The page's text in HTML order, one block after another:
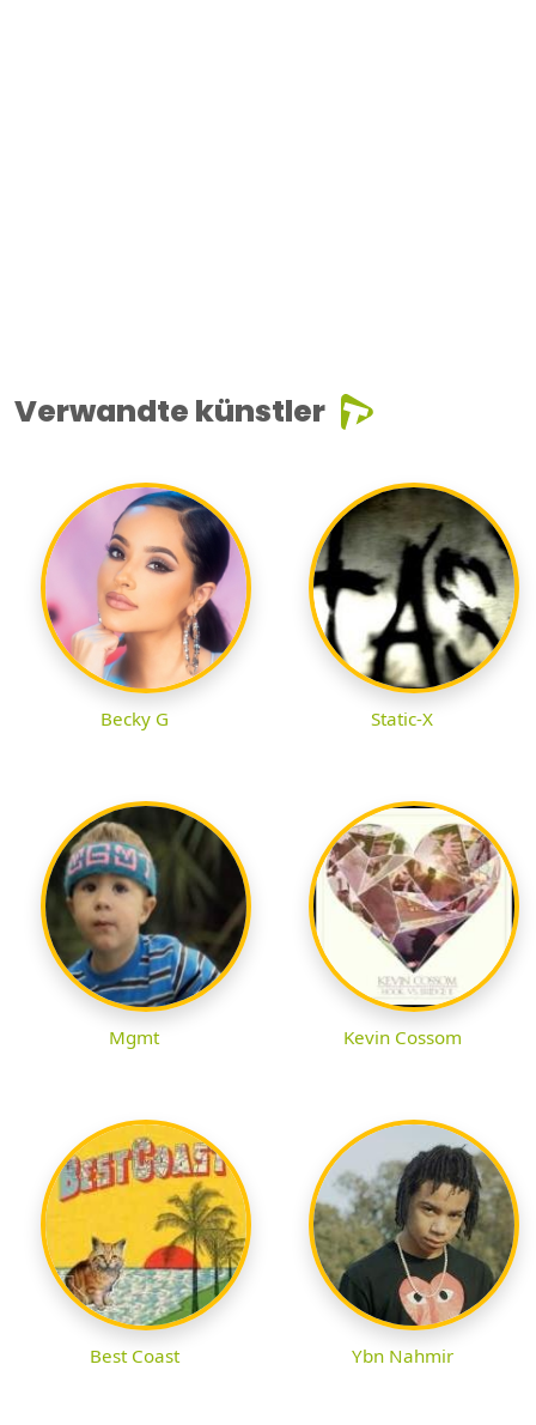
Verwandte künstler
Becky G Static-X
Mgmt Kevin Cossom
Best Coast Ybn Nahmir